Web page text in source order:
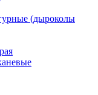
(дыроколы